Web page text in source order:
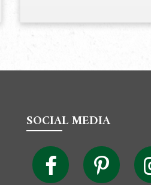
SOCIAL MEDIA